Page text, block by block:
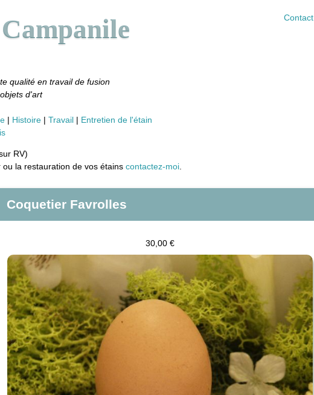
Contact
qualité en travail de fusion
d'art
Histoire Travail
Entretien de l'étain
RV)
la restauration de vos étains contactez-moi
Coquetier Favrolles
30,00 €